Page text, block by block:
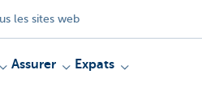
les sites web
Assurer
Expats